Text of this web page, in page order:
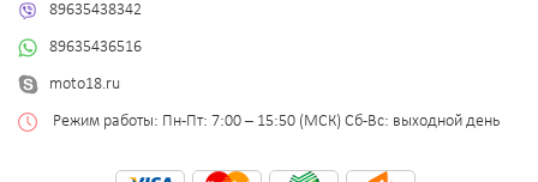
89635438342
89635436516
moto18.ru
Режим работы: Пн-Пт: 7:00 – 15:50 (МСК) Сб-Вс: выходной день